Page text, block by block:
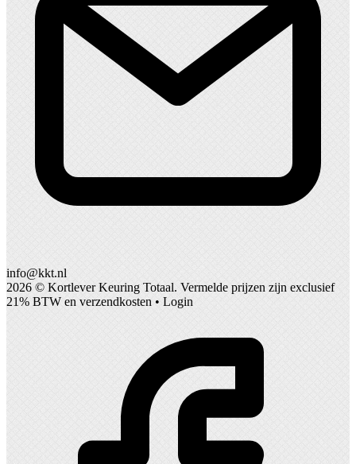
info@kkt.nl
2026 © Kortlever Keuring Totaal. Vermelde prijzen zijn exclusief
21% BTW en verzendkosten • Login